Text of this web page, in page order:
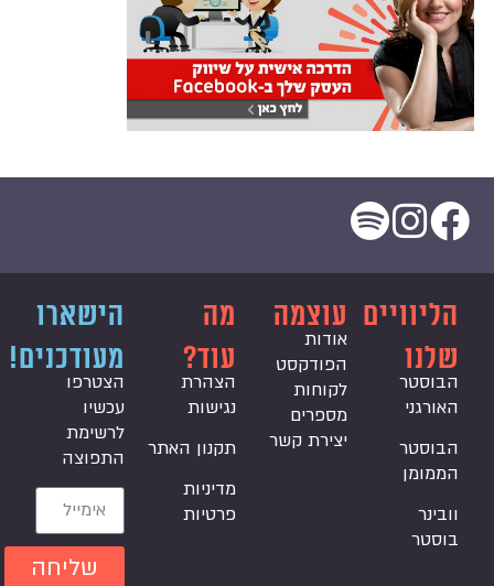
הליוויים
שלנו
הבוסטר
האורגני
הבוסטר
הממומן
וובינר
בוסטר
עוצמה
אודות
הפודקסט
לקוחות
מספרים
יצירת קשר
מה
עוד?
הצהרת
נגישות
תקנון האתר
מדיניות
פרטיות
הישארו
מעודכנים!
הצטרפו
עכשיו
לרשימת
התפוצה
שליחה